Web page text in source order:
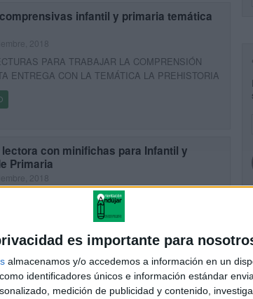
es importante para
almacenamos y/o accedemos a información en un
identificadores únicos e información estándar
medición de publicidad y contenido,
infantil y primaria temática
PARA TRABAJAR LA COMPRENSIÓN
ENTREGA CON LA TEMÁTICA LA PREHISTORIA
con minifichas para Infantil y
Primaria
2018
lectora para Infantil y primer ciclo de Primaria